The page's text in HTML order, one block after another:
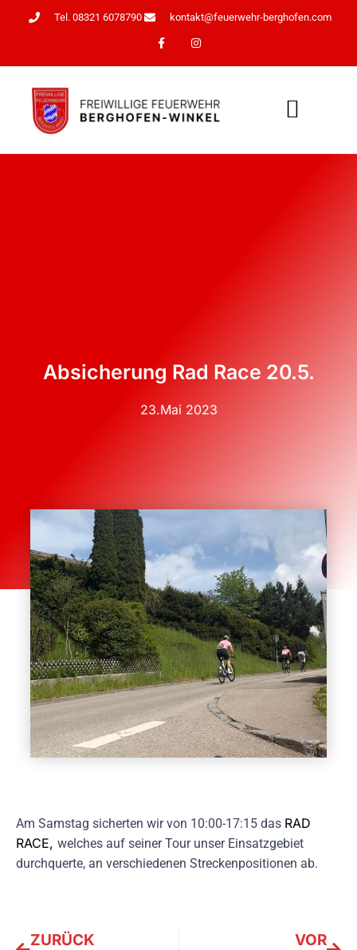
Tel. 08321 6078790 kontakt@feuerwehr-berghofen.com
Absicherung Rad Race 20.5.
23.Mai 2023
Am Samstag sicherten wir von 10:00-17:15 das RAD
RACE, welches auf seiner Tour unser Einsatzgebiet
durchquerte, an verschiedenen Streckenpositionen ab.
ZURÜCK VOR